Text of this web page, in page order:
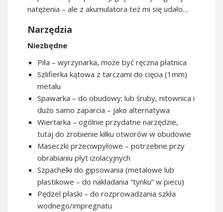
natężenia – ale z akumulatora też mi się udało…
Narzędzia
Niezbędne
Piła – wyrzynarka, może być ręczna płatnica
Szlifierka kątowa z tarczami do cięcia (1mm)
metalu
Spawarka – do obudowy; lub śruby, nitownica i
dużo samo zaparcia – jako alternatywa
Wiertarka – ogólnie przydatne narzędzie,
tutaj do zrobienie kilku otworów w obudowie
Maseczki przeciwpyłowe – potrzebne przy
obrabianiu płyt izolacyjnych
Szpachelki do gipsowania (metalowe lub
plastikowe – do nakładania “tynku” w piecu)
Pędzel płaski – do rozprowadzania szkła
wodnego/impregnatu